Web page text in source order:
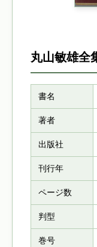
丸山敏雄全
書名
著者
出版社
刊行年
ページ数
判型
巻号